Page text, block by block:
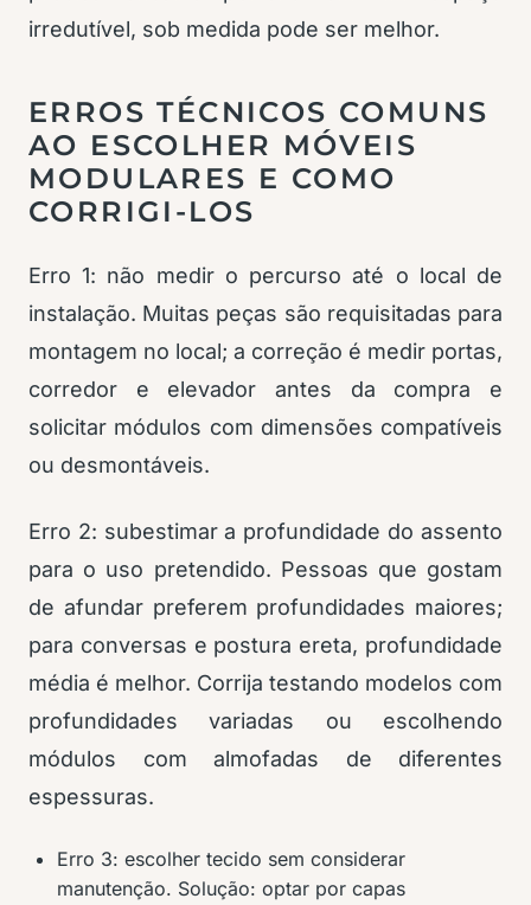
irredutível, sob medida pode ser melhor.
ERROS TÉCNICOS COMUNS
AO ESCOLHER MÓVEIS
MODULARES E COMO
CORRIGI-LOS
Erro 1: não medir o percurso até o local de
instalação. Muitas peças são requisitadas para
montagem no local; a correção é medir portas,
corredor e elevador antes da compra e
solicitar módulos com dimensões compatíveis
ou desmontáveis.
Erro 2: subestimar a profundidade do assento
para o uso pretendido. Pessoas que gostam
de afundar preferem profundidades maiores;
para conversas e postura ereta, profundidade
média é melhor. Corrija testando modelos com
profundidades variadas ou escolhendo
módulos com almofadas de diferentes
espessuras.
Erro 3: escolher tecido sem considerar
manutenção. Solução: optar por capas